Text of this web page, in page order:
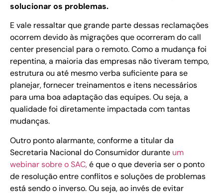
solucionar os problemas.
E vale ressaltar que grande parte dessas reclamações
ocorrem devido às migrações que ocorreram do call
center presencial para o remoto. Como a mudança foi
repentina, a maioria das empresas não tiveram tempo,
estrutura ou até mesmo verba suficiente para se
planejar, fornecer treinamentos e itens necessários
para uma boa adaptação das equipes. Ou seja, a
qualidade foi diretamente impactada com tantas
mudanças.
Outro ponto alarmante, conforme a titular da
Secretaria Nacional do Consumidor durante um
webinar sobre o SAC,é que o que deveria ser o ponto
de resolução entre conflitos e soluções de problemas
está sendo o inverso. Ou seja, ao invés de evitar